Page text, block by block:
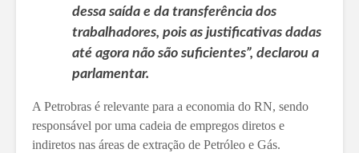
dessa saída e da transferência dos
trabalhadores, pois as justificativas dadas
até agora não são suficientes”, declarou a
parlamentar.
A Petrobras é relevante para a economia do RN, sendo
responsável por uma cadeia de empregos diretos e
indiretos nas áreas de extração de Petróleo e Gás.